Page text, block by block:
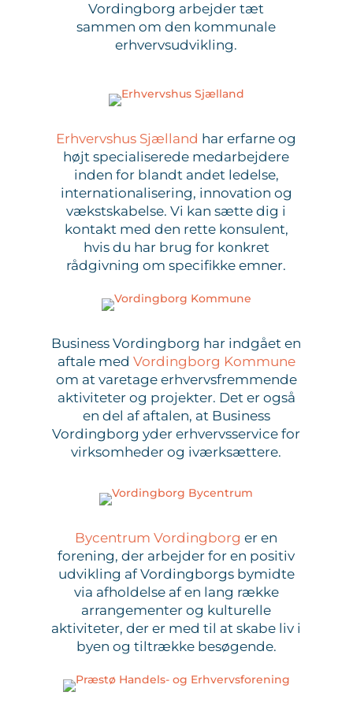
Vordingborg arbejder tæt
sammen om den kommunale
erhvervsudvikling.
Erhvervshus Sjælland har erfarne og
højt specialiserede medarbejdere
inden for blandt andet ledelse,
internationalisering, innovation og
vækstskabelse. Vi kan sætte dig i
kontakt med den rette konsulent,
hvis du har brug for konkret
rådgivning om specifikke emner.
Business Vordingborg har indgået en
aftale med Vordingborg Kommune
om at varetage erhvervsfremmende
aktiviteter og projekter. Det er også
en del af aftalen, at Business
Vordingborg yder erhvervsservice for
virksomheder og iværksættere.
Bycentrum Vordingborg er en
forening, der arbejder for en positiv
udvikling af Vordingborgs bymidte
via afholdelse af en lang række
arrangementer og kulturelle
aktiviteter, der er med til at skabe liv i
byen og tiltrække besøgende.